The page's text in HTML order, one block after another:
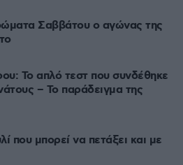
Σαββάτου ο αγώνας της
Το απλό τεστ που συνδέθηκε
– Το παράδειγμα της
που μπορεί να πετάξει και με